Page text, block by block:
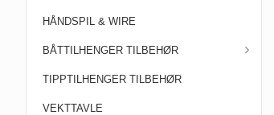
HÅNDSPIL & WIRE
BÅTTILHENGER TILBEHØR
TIPPTILHENGER TILBEHØR
VEKTTAVLE